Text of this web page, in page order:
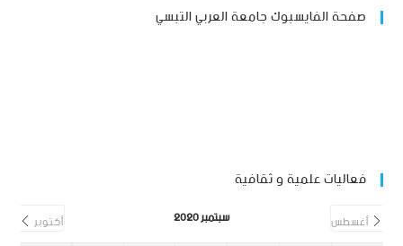
صفحة الفايسبوك جامعة العربي التبسي
فعاليات علمية و ثقافية
أغسطس سبتمبر 2020 أكتوبر